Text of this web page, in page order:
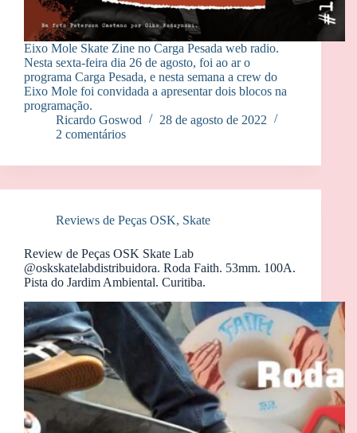
Eixo Mole Skate Zine no Carga Pesada web radio.
Nesta sexta-feira dia 26 de agosto, foi ao ar o
programa Carga Pesada, e nesta semana a crew do
Eixo Mole foi convidada a apresentar dois blocos na
programação.
Ricardo Goswod
28 de agosto de 2022
2 comentários
Reviews de Peças OSK, Skate
Review de Peças OSK Skate Lab
@oskskatelabdistribuidora. Roda Faith. 53mm. 100A.
Pista do Jardim Ambiental. Curitiba.